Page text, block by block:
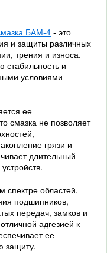
БАМ-4- это
и защиты различных
трения и износа.
стабильность и
условиями
ее
смазка не позволяет
грязи и
длительный
спектре областей.
подшипников,
передач, замков и
адгезией к
ее
защиту.